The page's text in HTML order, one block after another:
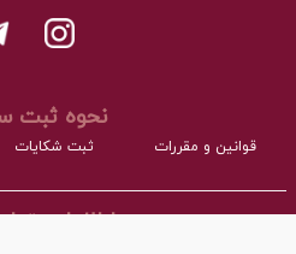
نحوه ثبت
قوانین و مقررات ثبت شکایات
اطلاعات